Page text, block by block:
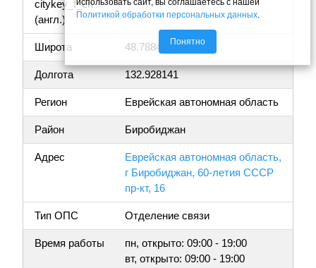
citykey_f_en
(англ.)
Широта 48.788466
Долгота 132.928141
Регион Еврейская автономная область
Район Биробиджан
Адрес
Еврейская автономная область,
г Биробиджан, 60-летия СССР
пр-кт, 16
Тип ОПС Отделение связи
Время работы
пн, открыто: 09:00 - 19:00
вт, открыто: 09:00 - 19:00
Политикой обработки персональных данных
Понятно